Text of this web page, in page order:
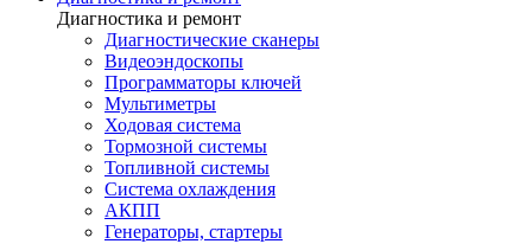
Диагностика и ремонт
Диагностические сканеры
Видеоэндоскопы
Программаторы ключей
Мультиметры
Ходовая система
Тормозной системы
Топливной системы
Система охлаждения
АКПП
Генераторы, стартеры